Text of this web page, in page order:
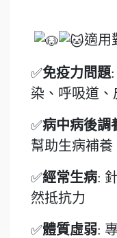
適用
✅免疫力問題
染、呼吸道
✅病中病後調
幫助生病補養
✅經常生病:
然抵抗力
✅體質虛弱: